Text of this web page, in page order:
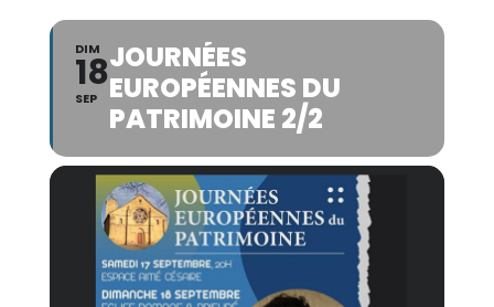
DIM
18
SEP
JOURNÉES
EUROPÉENNES DU
PATRIMOINE 2/2